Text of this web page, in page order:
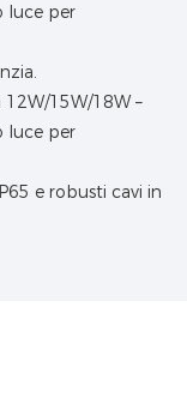
e robusti cavi in